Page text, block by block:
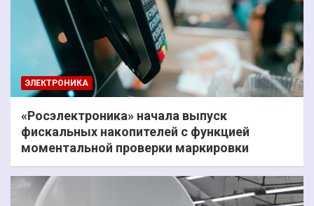
ЭЛЕКТРОНИКА
«Росэлектроника» начала выпуск
фискальных накопителей с функцией
моментальной проверки маркировки